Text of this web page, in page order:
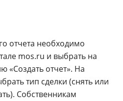
отчета необходимо
mos.ru и выбрать на
«Создать отчет». На
тип сделки (снять или
Собственникам